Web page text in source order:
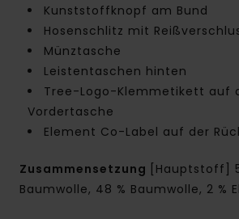
Kunststoffknopf am Bund
Hosenschlitz mit
Münztasche
Leistentaschen hinten
Tree-Logo-Klemmetikett auf
Vordertasche
Element Co-Label auf der
Zusammensetzung
[Hauptstoff]
Baumwolle, 48 % Baumwolle, 2 %